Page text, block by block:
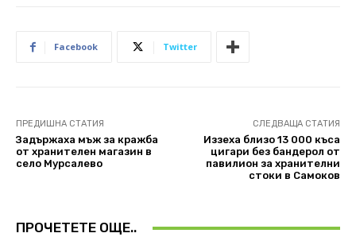
Facebook Twitter
ПРЕДИШНА СТАТИЯ
Задържаха мъж за кражба
от хранителен магазин в
село Мурсалево
СЛЕДВАЩА СТАТИЯ
Иззеха близо 13 000 къса
цигари без бандерол от
павилион за хранителни
стоки в Самоков
ПРОЧЕТЕТЕ ОЩЕ..